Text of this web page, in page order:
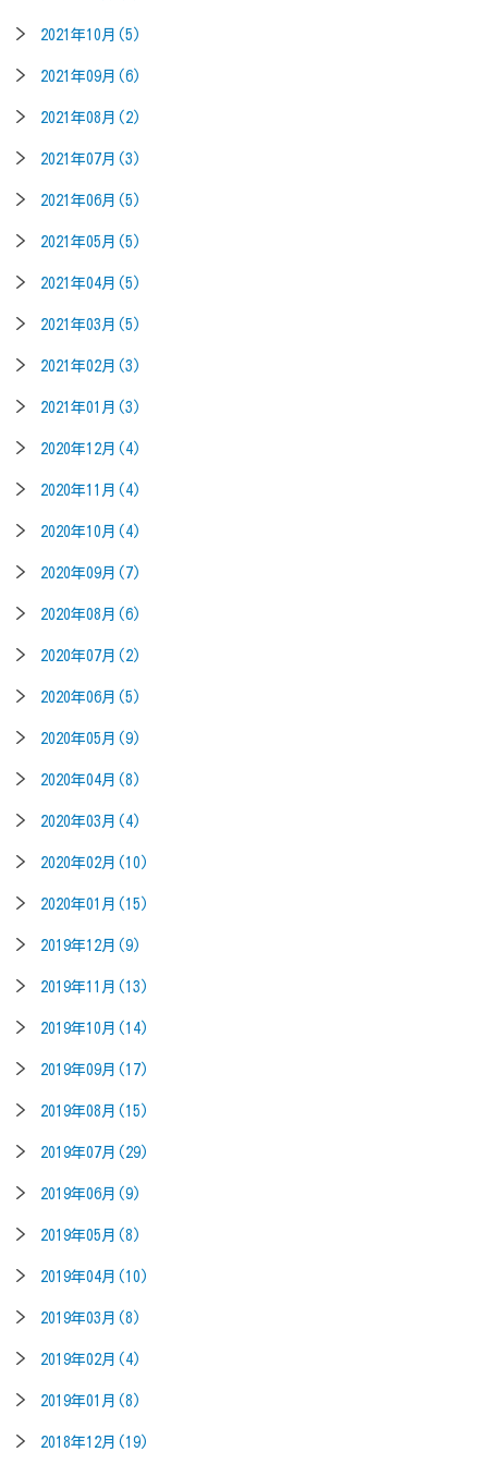
2021年10月(5)
2021年09月(6)
2021年08月(2)
2021年07月(3)
2021年06月(5)
2021年05月(5)
2021年04月(5)
2021年03月(5)
2021年02月(3)
2021年01月(3)
2020年12月(4)
2020年11月(4)
2020年10月(4)
2020年09月(7)
2020年08月(6)
2020年07月(2)
2020年06月(5)
2020年05月(9)
2020年04月(8)
2020年03月(4)
2020年02月(10)
2020年01月(15)
2019年12月(9)
2019年11月(13)
2019年10月(14)
2019年09月(17)
2019年08月(15)
2019年07月(29)
2019年06月(9)
2019年05月(8)
2019年04月(10)
2019年03月(8)
2019年02月(4)
2019年01月(8)
2018年12月(19)